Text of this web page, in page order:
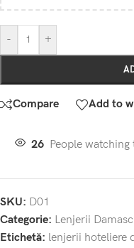
- +
Compare Add to
26 People
SKU: D01
Categorie: Lenjerii Damasc
Etichetă: lenjerii hoteliere